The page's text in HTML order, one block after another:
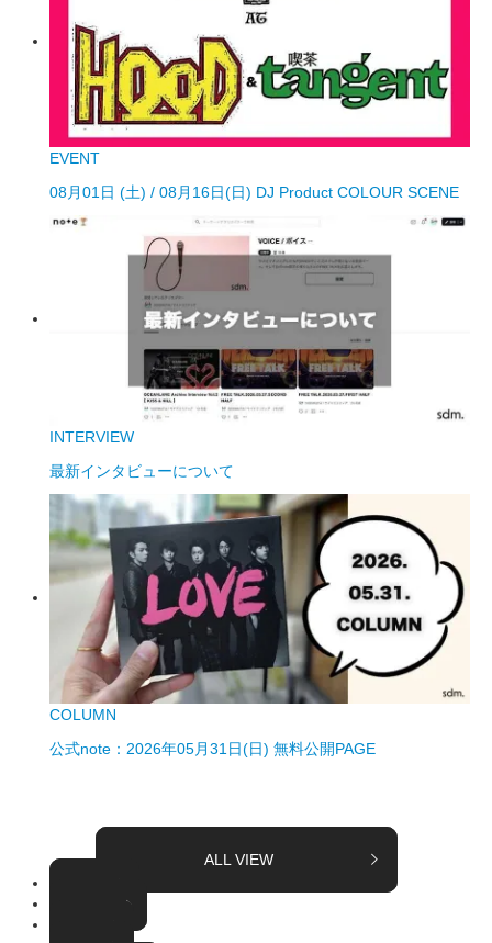
EVENT
08月01日 (土) / 08月16日(日) DJ Product COLOUR SCENE
INTERVIEW
最新インタビューについて
COLUMN
公式note：2026年05月31日(日) 無料公開PAGE
ALL VIEW